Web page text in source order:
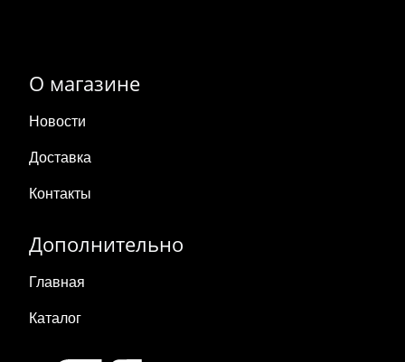
О магазине
Новости
Доставка
Контакты
Дополнительно
Главная
Каталог